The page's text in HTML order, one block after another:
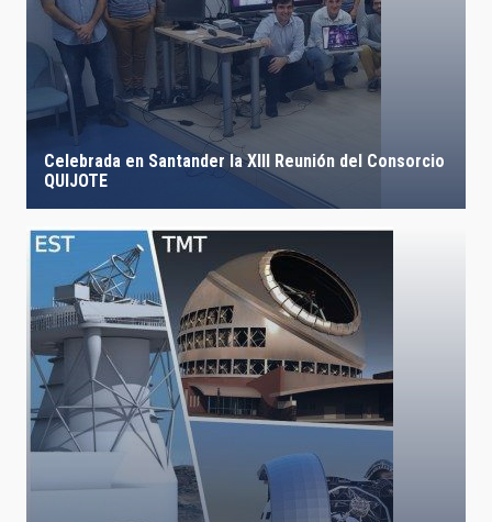
Celebrada en Santander la XIII Reunión del Consorcio
QUIJOTE